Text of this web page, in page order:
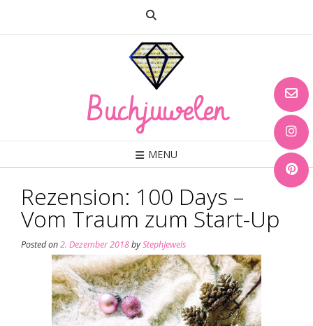
Buchjuwelen
MENU
Rezension: 100 Days –
Vom Traum zum Start-Up
Posted on2. Dezember 2018byStephJewels